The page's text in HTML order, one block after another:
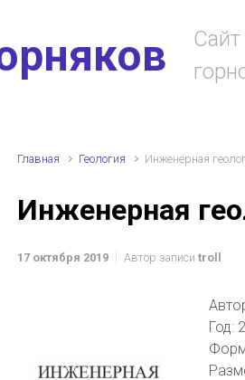
Главная Геология Инженерная
Инженерная
17 октября 2019 Автор записи troll
Год: